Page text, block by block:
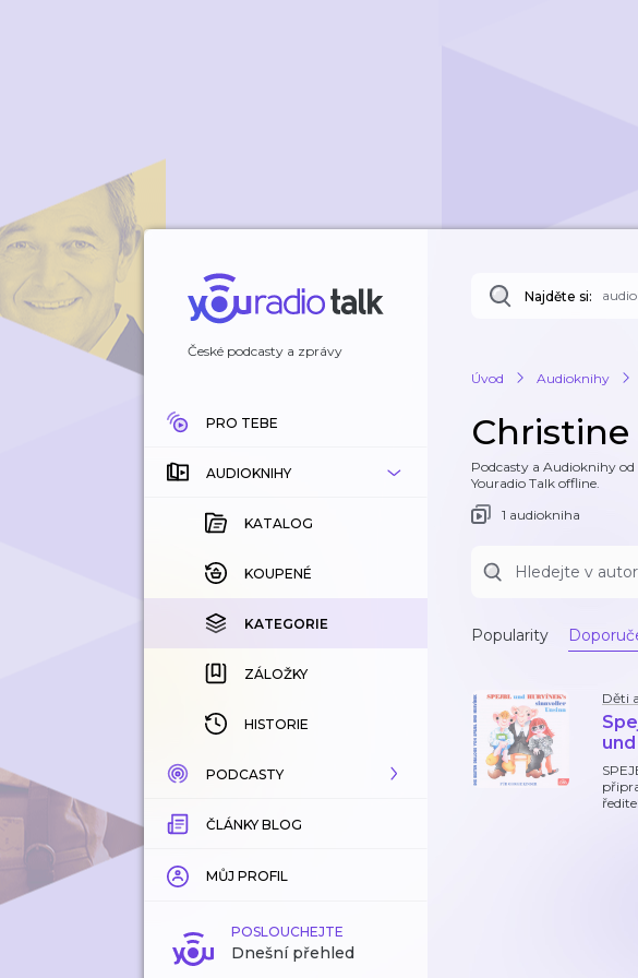
České podcasty a zprávy
PRO TEBE
AUDIOKNIHY
KATALOG
KOUPENÉ
KATEGORIE
ZÁLOŽKY
HISTORIE
PODCASTY
KATALOG
KATEGORIE
ZÁLOŽKY
ČLÁNKY BLOG
MŮJ PROFIL
POSLOUCHEJTE
Dnešní přehled
Najděte si:
Úvod Audioknihy
Christine
Podcasty a Audioknihy
Youradio Talk offline.
1 audiokniha
Popularity
Děti